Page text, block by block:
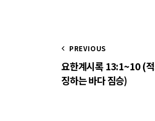
PREVIOUS
요한계시록 13:1~10 (
징하는 바다 짐승)